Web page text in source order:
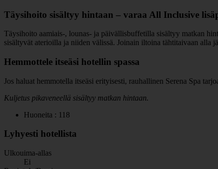
Täysihoito sisältyy hintaan – varaa All Inclusive
Täysihoito aamiais-, lounas- ja päivällisbuffetilla sisältyy matkan
sisältyvät aterioilla ja niiden välissä. Joinain iltoina tähtitaivaan alla
Hemmottele itseäsi hotellin spassa
Jos haluat hemmotella itseäsi erityisesti, rauhallinen Serena Spa
Kuljetus pikaveneellä sisältyy matkan hintaan.
Huoneita : 118
Lyhyesti hotellista
Ulkouima-allas
Ei